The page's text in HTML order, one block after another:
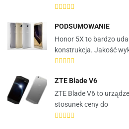
PODSUMOWANIE
Honor 5X to bardzo
konstrukcja. Jakość
ZTE Blade V6
ZTE Blade V6 to
stosunek ceny do